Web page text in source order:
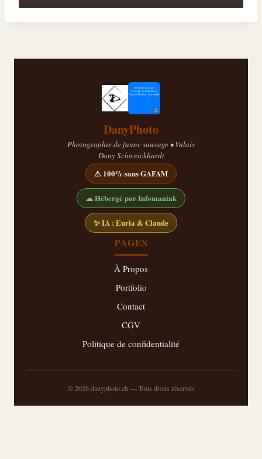
DanyPhoto
Photographie de faune sauvage • Valais
Dany Schweickhardt
⚠ 100% sans GAFAM
☁ Hébergé par Infomaniak
✨ IA : Euria & Claude
PAGES
À Propos
Portfolio
Contact
CGV
Politique de confidentialité
© 2026 danyphoto.ch — Tous droits réservés